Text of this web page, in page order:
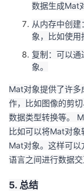
数据生成Mat
从内存中创
象，比如使用
复制：可以
象。
Mat对象提供了许多
作，比如图像的剪
数据类型转换等。
比如可以将Mat对
Mat对象。这样可
语言之间进行数据交
5. 总结